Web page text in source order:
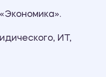
по практике
ИТ,